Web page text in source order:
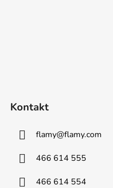
Kontakt
flamy@flamy.com
466 614 555
466 614 554